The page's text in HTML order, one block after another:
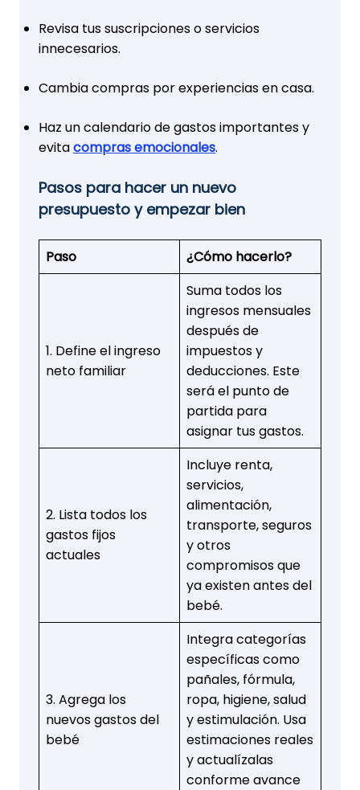
Revisa tus suscripciones o servicios
innecesarios.
Cambia compras por experiencias en casa.
Haz un calendario de gastos importantes y
evitacompras emocionales.
Pasos para hacer un nuevo
presupuesto y empezar bien
Paso ¿Cómo hacerlo?
1. Define el ingreso
neto familiar
Suma todos los
ingresos mensuales
después de
impuestos y
deducciones. Este
será el punto de
partida para
asignar tus gastos.
2. Lista todos los
gastos fijos
actuales
Incluye renta,
servicios,
alimentación,
transporte, seguros
y otros
compromisos que
ya existen antes del
bebé.
3. Agrega los
nuevos gastos del
bebé
Integra categorías
específicas como
pañales, fórmula,
ropa, higiene, salud
y estimulación. Usa
estimaciones reales
y actualízalas
conforme avance